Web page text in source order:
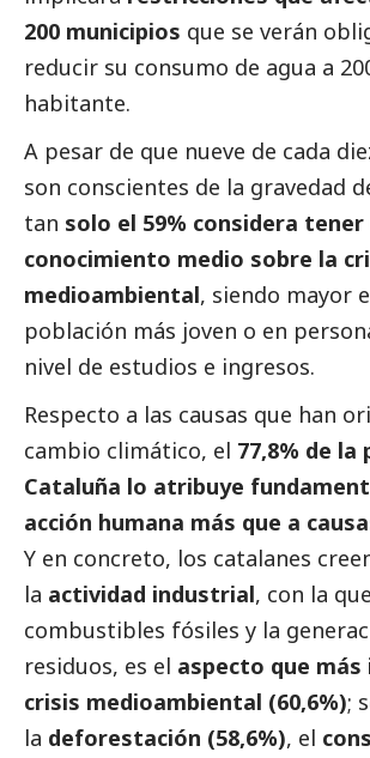
200 municipios que se verán
reducir su consumo de agua a
habitante.
A pesar de que nueve de cada
son conscientes de la gravedad
tan solo el 59% considera tener
conocimiento medio sobre la
medioambiental, siendo mayor
población más joven o en
nivel de estudios e ingresos.
Respecto a las causas que han
cambio climático, el 77,8% de la
Cataluña lo atribuye
acción humana más que a
Y en concreto, los catalanes
la actividad industrial, con la
combustibles fósiles y la
residuos, es el aspecto que más
crisis medioambiental (60,6%);
la deforestación (58,6%), el